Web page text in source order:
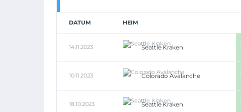
DATUM HEIM
14.11.2023 Seattle Kraken
10.11.2023 Colorado Avalanche
18.10.2023 Seattle Kraken